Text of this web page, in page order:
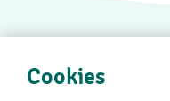
Cookies